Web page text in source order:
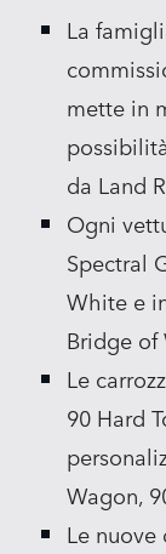
La
mette in
da Land
Ogni
Spectral
White e
Bridge of
Le
90 Hard
Wagon,
Le